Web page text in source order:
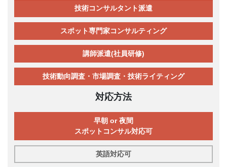
技術コンサルタント派遣
スポット専門家コンサルティング
講師派遣(社員研修)
技術動向調査・市場調査・技術ライティング
対応方法
早朝 or 夜間
スポットコンサル対応可
英語対応可